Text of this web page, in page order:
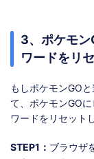
3、ポケモン
ワードをリ
もしポケモンGO
て、ポケモンGO
ワードをリセット
STEP1： ブラウザ